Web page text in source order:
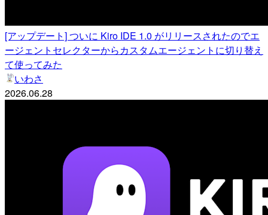
[アップデート] ついに Kiro IDE 1.0 がリリースされたのでエ
ージェントセレクターからカスタムエージェントに切り替え
て使ってみた
いわさ
2026.06.28